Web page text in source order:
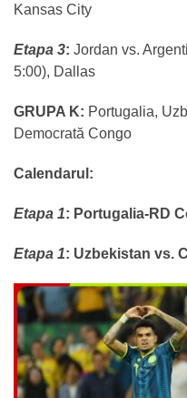
Kansas City
Etapa 3: Jordan vs.
5:00), Dallas
GRUPA K: Portugalia,
Democrată Congo
Calendarul:
Etapa 1: Portugalia-RD
Etapa 1: Uzbekistan vs.